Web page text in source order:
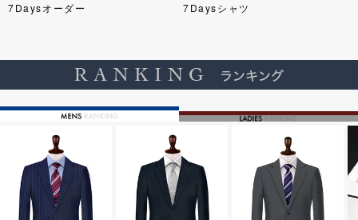
7Daysオーダー 7Daysシャツ